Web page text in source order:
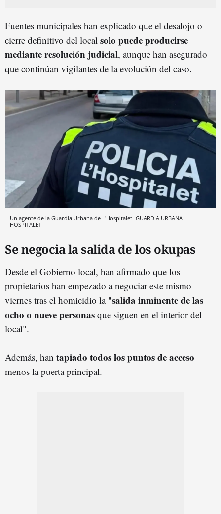
Fuentes municipales han explicado que el desalojo o
cierre definitivo del local solo puede producirse
mediante resolución judicial, aunque han asegurado
que continúan vigilantes de la evolución del caso.
Un agente de la Guardia Urbana de L'Hospitalet GUARDIA URBANA
HOSPITALET
Se negocia la salida de los okupas
Desde el Gobierno local, han afirmado que los
propietarios han empezado a negociar este mismo
viernes tras el homicidio la "salida inminente de las
ocho o nueve personas que siguen en el interior del
local".
Además, han tapiado todos los puntos de acceso
menos la puerta principal.